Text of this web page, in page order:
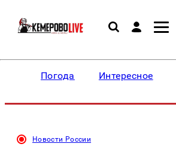
Погода Интересное
Новости России